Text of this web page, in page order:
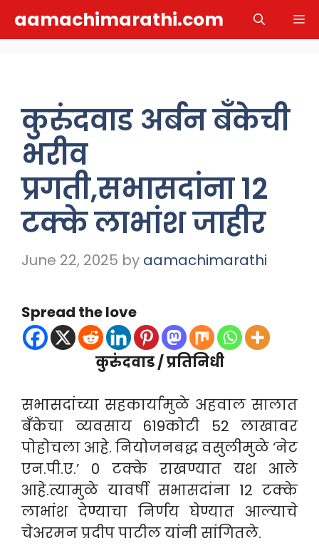
aamachimarathi.com
कुरुंदवाड अर्बन बँकेची
भरीव
प्रगती,सभासदांना 12
टक्के लाभांश जाहीर
June 22, 2025 by aamachimarathi
Spread the love
कुरुंदवाड / प्रतिनिधी
सभासदांच्या सहकार्यामुळे अहवाल सालात
बँकेचा व्यवसाय 619कोटी 52 लाखावर
पोहोचला आहे. नियोजनबद्ध वसुलीमुळे ‘नेट
एन.पी.ए.’ 0 टक्के राखण्यात यश आले
आहे.त्यामुळे यावर्षी सभासदांना 12 टक्के
लाभांश देण्याचा निर्णय घेण्यात आल्याचे
चेअरमन प्रदीप पाटील यांनी सांगितले.